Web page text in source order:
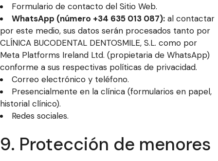
Formulario de contacto del Sitio Web.
WhatsApp (número +34 635 013 087): al contactar
por este medio, sus datos serán procesados tanto por
CLÍNICA BUCODENTAL DENTOSMILE, S.L. como por
Meta Platforms Ireland Ltd. (propietaria de WhatsApp)
conforme a sus respectivas políticas de privacidad.
Correo electrónico y teléfono.
Presencialmente en la clínica (formularios en papel,
historial clínico).
Redes sociales.
9. Protección de menores